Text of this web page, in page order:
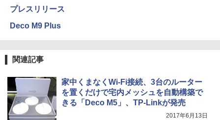
プレスリリース
Deco M9 Plus
関連記事
家中くまなくWi-Fi接続、3台のルーター
を置くだけで宅内メッシュを自動構築で
きる「Deco M5」、TP-Linkが発売
2017年6月13日